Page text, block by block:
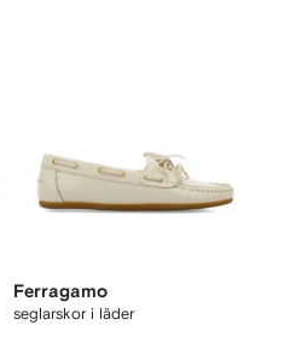
Ferragamo
seglarskor i läder